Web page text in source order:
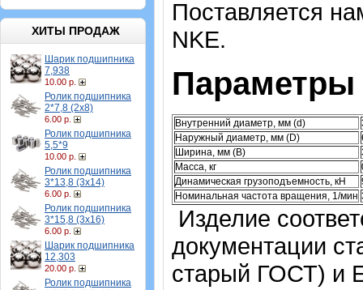
ХИТЫ ПРОДАЖ
Шарик подшипника
7,938
10.00 р.
Ролик подшипника
2*7,8 (2х8)
6.00 р.
Ролик подшипника
5,5*9
10.00 р.
Ролик подшипника
3*13,8 (3х14)
6.00 р.
Ролик подшипника
3*15,8 (3х16)
6.00 р.
Шарик подшипника
12,303
20.00 р.
Ролик подшипника
Поставляется
NKE.
Параметры
Внутренний диаметр, мм (d)
Наружный диаметр, мм (D)
Ширина, мм (B)
Масса, кг
Динамическая грузоподъемность, кН
Номинальная частота вращения, 1/мин
Изделие
документации
старый ГОСТ) и